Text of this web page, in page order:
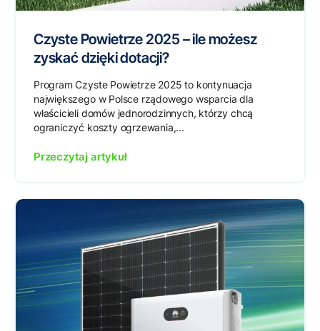
Czyste Powietrze 2025 – ile możesz
zyskać dzięki dotacji?
Program Czyste Powietrze 2025 to kontynuacja
największego w Polsce rządowego wsparcia dla
właścicieli domów jednorodzinnych, którzy chcą
ograniczyć koszty ogrzewania,...
Przeczytaj artykuł